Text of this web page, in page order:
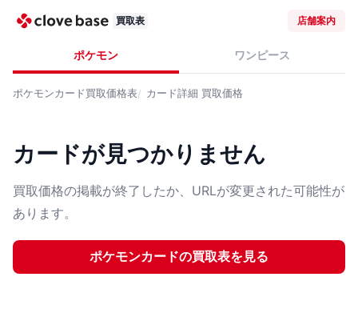
買取表 店舗案内
ポケモン ワンピース
ポケモンカード買取価格表 カード詳細 買取価格
カードが見つかりません
買取価格の掲載が終了したか、URLが変更された可能性が
あります。
ポケモンカードの買取表を見る